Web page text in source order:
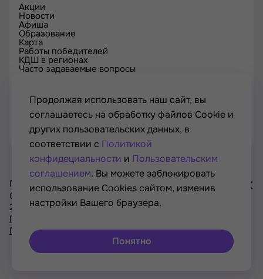
Акции
Новости
Афиша
Образование
Карта
Работы победителей
КДШ в регионах
Часто задаваемые вопросы
Проверка сертификата
Контакты
Проект Минкультуры России, Минпросвещения России
© РОСКУЛЬТПРОЕКТ, Российский фонд культуры, 2021—
2026
Политика конфиденциальности
Пользовательское соглашение
Продолжая использовать наш сайт, вы
соглашаетесь на обработку файлов Cookie и
других пользовательских данных, в
соответствии с Политикой
конфидециальности и Пользовательским
соглашением. Вы можете заблокировать
использование Cookies сайтом, изменив
настройки Вашего браузера.
Понятно